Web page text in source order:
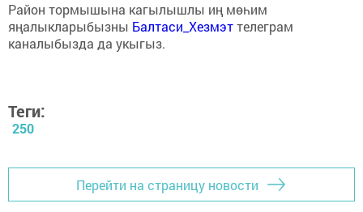
Район тормышына кагылышлы иң мөһим
яңалыкларыбызны Балтаси_Хезмэттелеграм
каналыбызда да укыгыз.
Теги:
250
Перейти на страницу новости